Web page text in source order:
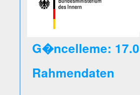
G�ncelleme:
Rahmendaten